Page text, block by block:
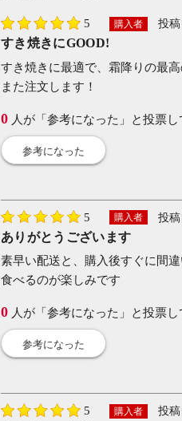
5 購入者 投稿
すき焼きにGOOD!
すき焼きに最適で、霜降りの最高
また注文します！
0 人が「参考になった」と投票し
参考になった
5 購入者 投稿
ありがとうございます
素早い配送と、購入後すぐに間
食べるのが楽しみです
0 人が「参考になった」と投票し
参考になった
5 購入者 投稿